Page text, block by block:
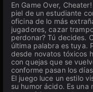
En Game Over,
piel de un estudiante
oficina de lo más
jugadores, cazar
perdonar? Tú decides.
última palabra es tuya.
desde novatos tóxicos
con quejas que se
conforme pasan los
El juego luce un estilo
su humor ácido. Es